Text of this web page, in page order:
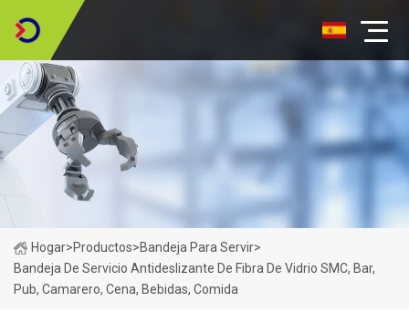
Hogar>Productos>Bandeja Para Servir>
Bandeja De Servicio Antideslizante De Fibra De Vidrio SMC, Bar,
Pub, Camarero, Cena, Bebidas, Comida